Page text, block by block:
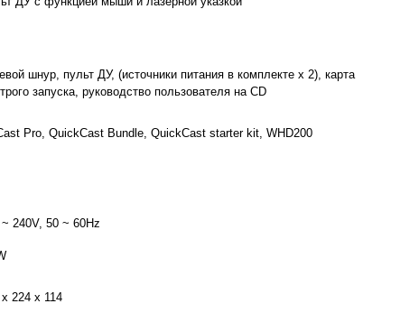
шнур, пульт ДУ, (источники питания в комплекте x 2), карта
запуска, руководство пользователя на CD
Pro, QuickCast Bundle, QuickCast starter kit, WHD200
~ 240V, 50 ~ 60Hz
224 x 114